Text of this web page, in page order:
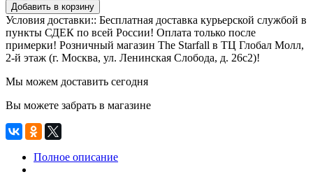
Добавить в корзину
Условия доставки:: Бесплатная доставка курьерской службой в
пункты СДЕК по всей России! Оплата только после
примерки! Розничный магазин The Starfall в ТЦ Глобал Молл,
2-й этаж (г. Москва, ул. Ленинская Слобода, д. 26с2)!
Мы можем доставить сегодня
Вы можете забрать в магазине
Полное описание